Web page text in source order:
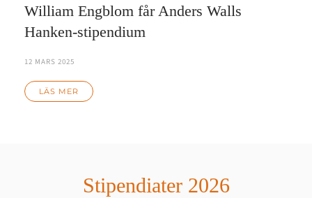
William Engblom får Anders Walls
Hanken-stipendium
12 MARS 2025
LÄS MER
Stipendiater 2026